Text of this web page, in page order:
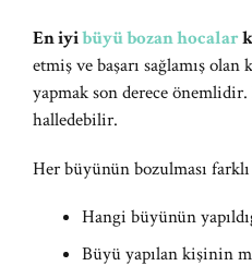
En iyibüyü bozan hocalar
etmiş ve başarı sağlamış
yapmak son derece
halledebilir.
Her büyünün bozulması
Hangi büyünün
Büyü yapılan kişinin